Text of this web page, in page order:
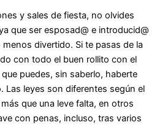
y sales de fiesta, no olvides
que ser esposad@ e introducid@
divertido. Si te pasas de la
con todo el buen rollito con el
puedes, sin saberlo, haberte
Las leyes son diferentes según el
que una leve falta, en otros
con penas, incluso, tras varios